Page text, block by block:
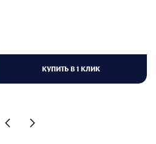
КУПИТЬ В 1 КЛИК